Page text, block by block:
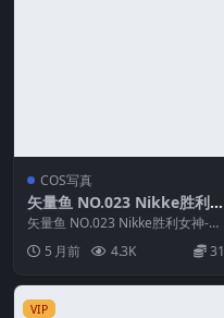
COS写真
矢量鱼 NO.023 Nikke胜利女
神-暗莲
矢量鱼 NO.023 Nikke胜利女神-暗
莲 资源简介 「资源名称」：矢量
鱼 ...5 月前 4.3K 31
VIP